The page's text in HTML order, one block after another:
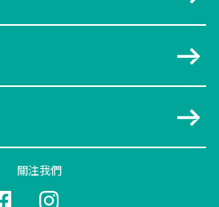
關注我們